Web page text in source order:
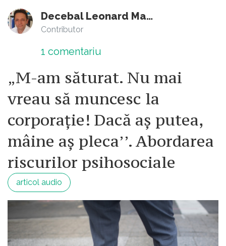
Decebal Leonard Marin
Contributor
1 comentariu
„M-am săturat. Nu mai
vreau să muncesc la
corporație! Dacă aș putea,
mâine aș pleca’’. Abordarea
riscurilor psihosociale
articol audio